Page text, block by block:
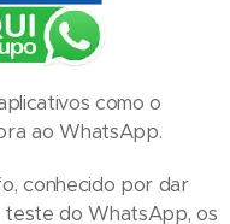
como o
ao WhatsApp.
conhecido por dar
teste do WhatsApp, os